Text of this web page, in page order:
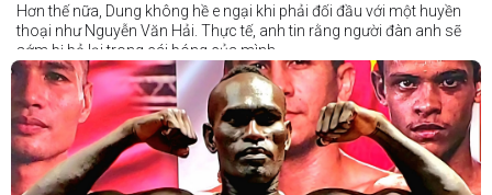
Hơn thế nữa, Dung không hề e ngại khi phải đối đầu với một huyền
thoại như Nguyễn Văn Hải. Thực tế, anh tin rằng người đàn anh sẽ
sớm bị bỏ lại trong cái bóng của mình.
Dung nói rằng anh quá nhanh, quá khó nắm bắt, và đơn giản là quá
điển trai đối với “Hanoi Hitman”.
Và biết đâu anh ấy đúng.
Chúng ta sẽ có câu trả lời vào Chủ Nhật, ngày 21 tháng 6